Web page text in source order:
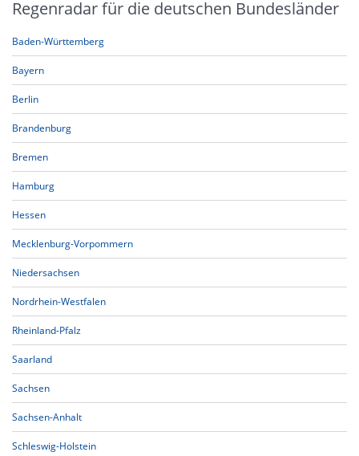
Regenradar für die deutschen Bundesländer
Baden-Württemberg
Bayern
Berlin
Brandenburg
Bremen
Hamburg
Hessen
Mecklenburg-Vorpommern
Niedersachsen
Nordrhein-Westfalen
Rheinland-Pfalz
Saarland
Sachsen
Sachsen-Anhalt
Schleswig-Holstein